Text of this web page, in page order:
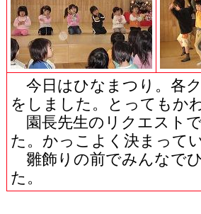
今日はひなまつり。各
をしました。とってもか
園長先生のリクエスト
た。かっこよく決まって
雛飾りの前でみんなで
た。